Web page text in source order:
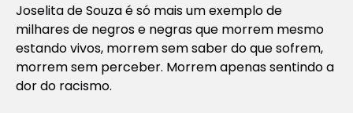
Joselita de Souza é só mais um exemplo de
milhares de negros e negras que morrem mesmo
estando vivos, morrem sem saber do que sofrem,
morrem sem perceber. Morrem apenas sentindo a
dor do racismo.